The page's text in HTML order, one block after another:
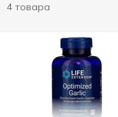
4 товара